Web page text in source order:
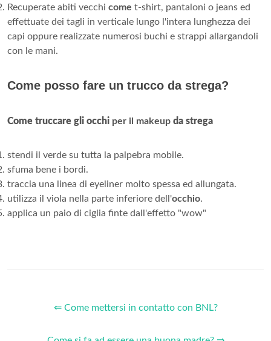
Recuperate abiti vecchi come t-shirt, pantaloni o jeans ed
effettuate dei tagli in verticale lungo l'intera lunghezza dei
capi oppure realizzate numerosi buchi e strappi allargandoli
con le mani.
Come posso fare un trucco da strega?
Come truccare gli occhi per il makeup da strega
stendi il verde su tutta la palpebra mobile.
sfuma bene i bordi.
traccia una linea di eyeliner molto spessa ed allungata.
utilizza il viola nella parte inferiore dell'occhio.
applica un paio di ciglia finte dall'effetto "wow"
⇐ Come mettersi in contatto con BNL?